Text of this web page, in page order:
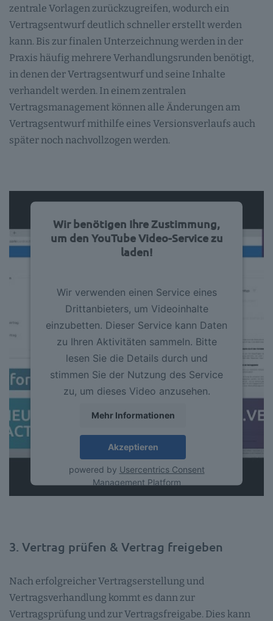
zentrale Vorlagen zurückzugreifen, wodurch ein
Vertragsentwurf deutlich schneller erstellt werden
kann. Bis zur finalen Unterzeichnung werden in der
Praxis häufig mehrere Verhandlungsrunden benötigt,
in denen der Vertragsentwurf und seine Inhalte
verhandelt werden. In einem zentralen
Vertragsmanagement können alle Änderungen am
Vertragsentwurf mithilfe eines Versionsverlaufs auch
später noch nachvollzogen werden.
Wir benötigen Ihre Zustimmung,
um den YouTube Video-Service zu
laden!
Wir verwenden einen Service eines
Drittanbieters, um Videoinhalte
einzubetten. Dieser Service kann Daten
zu Ihren Aktivitäten sammeln. Bitte
lesen Sie die Details durch und
stimmen Sie der Nutzung des Service
zu, um dieses Video anzusehen.
Mehr Informationen
Akzeptieren
powered by Usercentrics Consent
Management Platform
3. Vertrag prüfen & Vertrag freigeben
Nach erfolgreicher Vertragserstellung und
Vertragsverhandlung kommt es dann zur
Vertragsprüfung und zur Vertragsfreigabe. Dies kann